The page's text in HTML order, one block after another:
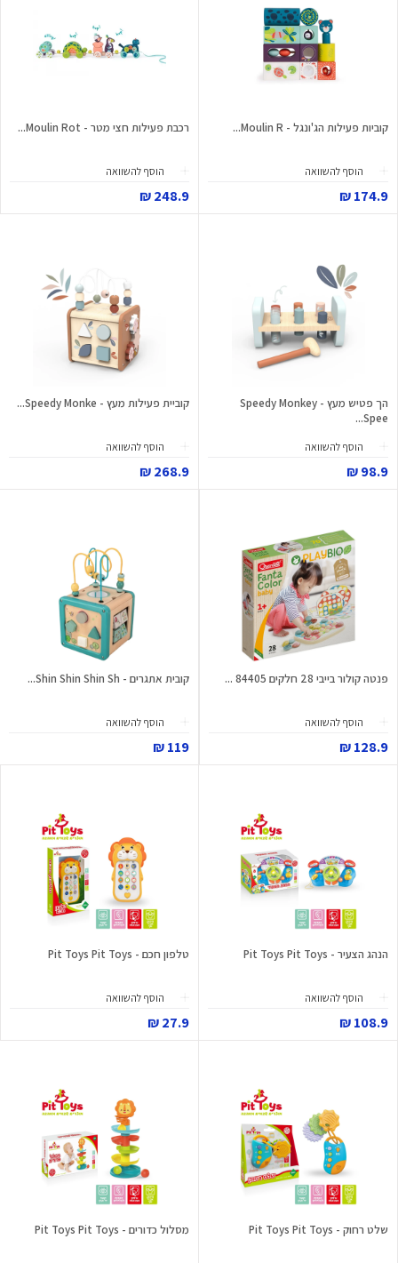
קוביות פעילות הג'ונגל - Moulin R...
הוסף להשוואה
174.9 ₪
רכבת פעילות חצי מטר - Moulin Rot...
הוסף להשוואה
248.9 ₪
הך פטיש מעץ - Speedy Monkey
Spee...
הוסף להשוואה
98.9 ₪
קוביית פעילות מעץ - Speedy Monke...
הוסף להשוואה
268.9 ₪
פנטה קולור בייבי 28 חלקים 84405 ...
הוסף להשוואה
128.9 ₪
קובית אתגרים - Shin Shin Shin Sh...
הוסף להשוואה
119 ₪
הנהג הצעיר - Pit Toys Pit Toys
הוסף להשוואה
108.9 ₪
טלפון חכם - Pit Toys Pit Toys
הוסף להשוואה
27.9 ₪
שלט רחוק - Pit Toys Pit Toys מסלול כדורים - Pit Toys Pit Toys